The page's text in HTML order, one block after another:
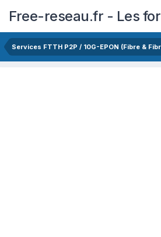
Free-reseau.fr - Les
Services FTTH P2P / 10G-EPON (Fibre &